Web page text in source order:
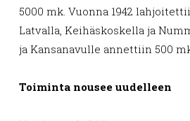
5000 mk. Vuonna 1942
Latvalla, Keihäskoskella ja
ja Kansanavulle annettiin 500
Toiminta nousee uudelleen